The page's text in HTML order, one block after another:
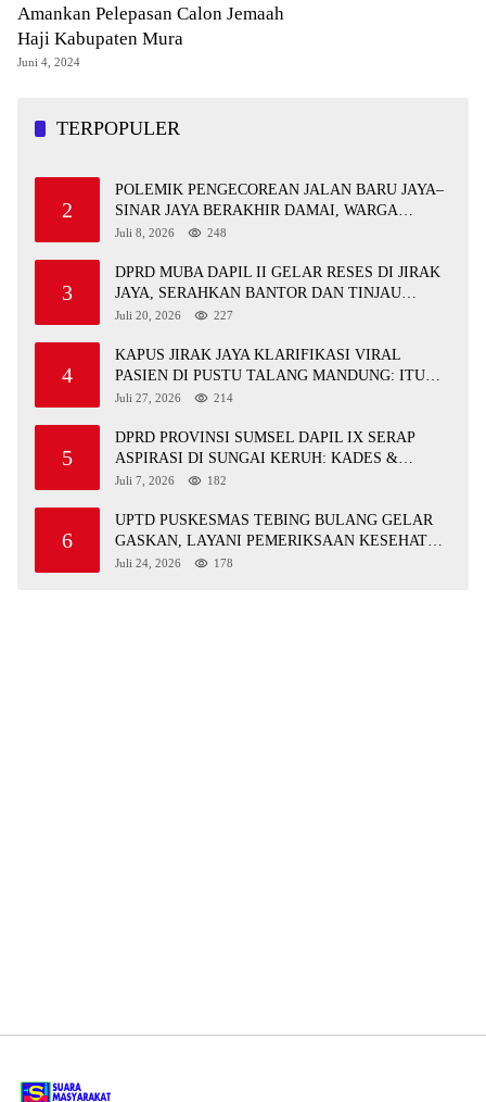
Amankan Pelepasan Calon Jemaah
Haji Kabupaten Mura
Juni 4, 2024
TERPOPULER
2
POLEMIK PENGECOREAN JALAN BARU JAYA–
SINAR JAYA BERAKHIR DAMAI, WARGA
APRESIASI PERAN FORKOPIMCAM DAN DPRD
Juli 8, 2026 248
3
DPRD MUBA DAPIL II GELAR RESES DI JIRAK
JAYA, SERAHKAN BANTOR DAN TINJAU
JALAN RUSAK SERTA TPS 3R
Juli 20, 2026 227
4
KAPUS JIRAK JAYA KLARIFIKASI VIRAL
PASIEN DI PUSTU TALANG MANDUNG: ITU
MISKOMUNIKASI
Juli 27, 2026 214
5
DPRD PROVINSI SUMSEL DAPIL IX SERAP
ASPIRASI DI SUNGAI KERUH: KADES &
TOKOH DESAK INFRASTRUKTUR,
Juli 7, 2026 182
6
UPTD PUSKESMAS TEBING BULANG GELAR
GASKAN, LAYANI PEMERIKSAAN KESEHATAN
GRATIS UNTUK ASN DI SUNGAI KERUH
Juli 24, 2026 178